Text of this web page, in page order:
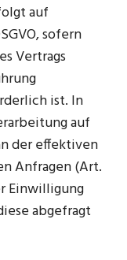
auf
sofern
Vertrags
ist. In
auf
der effektiven
Anfragen (Art.
Einwilligung
abgefragt